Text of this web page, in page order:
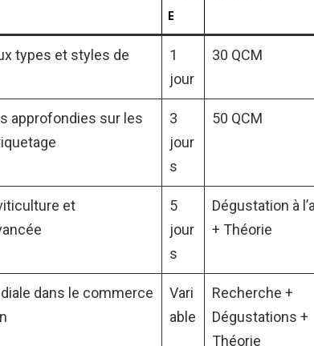
E
types et styles de
1
jour
30 QCM
approfondies sur les
3
jour
s
50 QCM
et
5
jour
s
Dégustation à
+ Théorie
dans le commerce
Vari
able
Recherche +
Dégustations +
Théorie